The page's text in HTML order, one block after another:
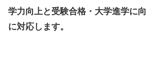
学力向上と 受験合格・大学進学に
に対応します。